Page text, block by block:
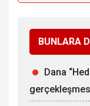
BUNLARA
Dana